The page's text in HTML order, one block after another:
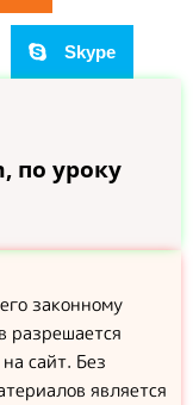
Skype
по уроку
законному
разрешается
сайт. Без
является